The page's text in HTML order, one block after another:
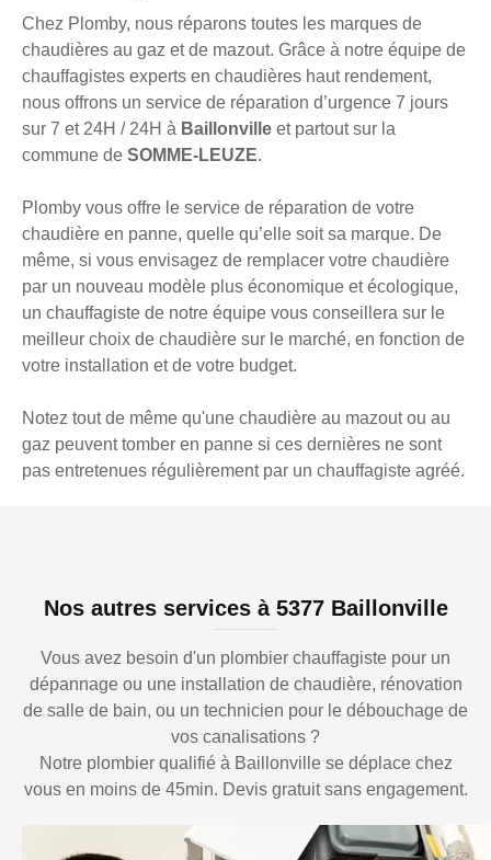
Chez Plomby, nous réparons toutes les marques de
chaudières au gaz et de mazout. Grâce à notre équipe de
chauffagistes experts en chaudières haut rendement,
nous offrons un service de réparation d’urgence 7 jours
sur 7 et 24H / 24H à Baillonville et partout sur la
commune de SOMME-LEUZE.
Plomby vous offre le service de réparation de votre
chaudière en panne, quelle qu’elle soit sa marque. De
même, si vous envisagez de remplacer votre chaudière
par un nouveau modèle plus économique et écologique,
un chauffagiste de notre équipe vous conseillera sur le
meilleur choix de chaudière sur le marché, en fonction de
votre installation et de votre budget.
Notez tout de même qu'une chaudière au mazout ou au
gaz peuvent tomber en panne si ces dernières ne sont
pas entretenues régulièrement par un chauffagiste agréé.
Nos autres services à 5377 Baillonville
Vous avez besoin d'un plombier chauffagiste pour un
dépannage ou une installation de chaudière, rénovation
de salle de bain, ou un technicien pour le débouchage de
vos canalisations ?
Notre plombier qualifié à Baillonville se déplace chez
vous en moins de 45min. Devis gratuit sans engagement.